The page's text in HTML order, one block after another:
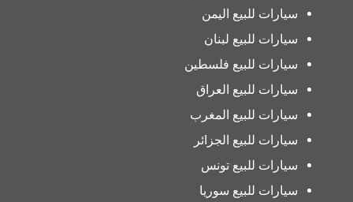
سيارات للبيع اليمن
سيارات للبيع لبنان
سيارات للبيع فلسطين
سيارات للبيع العراق
سيارات للبيع المغرب
سيارات للبيع الجزائر
سيارات للبيع تونس
سيارات للبيع سوريا